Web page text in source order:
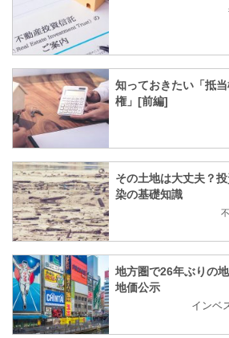
知っておきたい「抵
権」[前編]
その土地は大丈夫？
染の基礎知識
地方圏で26年ぶりの
地価公示
インベ